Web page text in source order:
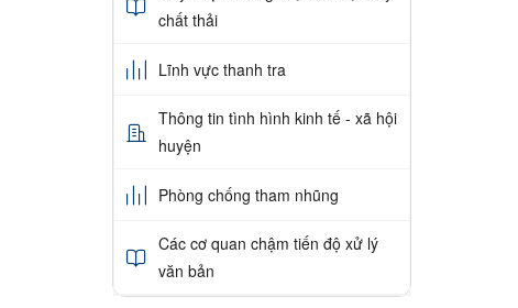
chất thải
Lĩnh vực thanh tra
Thông tin tình hình kinh tế - xã hội
huyện
Phòng chống tham nhũng
Các cơ quan chậm tiến độ xử lý
văn bản